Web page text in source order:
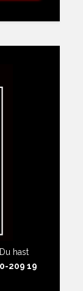
hast
209 19